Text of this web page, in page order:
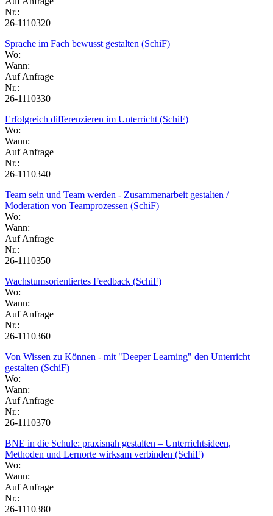
Nr.:
26-1110320
Sprache im Fach bewusst gestalten (SchiF)
Wo:
Wann:
Auf Anfrage
Nr.:
26-1110330
Erfolgreich differenzieren im Unterricht (SchiF)
Wo:
Wann:
Auf Anfrage
Nr.:
26-1110340
Team sein und Team werden - Zusammenarbeit gestalten /
Moderation von Teamprozessen (SchiF)
Wo:
Wann:
Auf Anfrage
Nr.:
26-1110350
Wachstumsorientiertes Feedback (SchiF)
Wo:
Wann:
Auf Anfrage
Nr.:
26-1110360
Von Wissen zu Können - mit "Deeper Learning" den Unterricht
gestalten (SchiF)
Wo:
Wann:
Auf Anfrage
Nr.:
26-1110370
BNE in die Schule: praxisnah gestalten – Unterrichtsideen,
Methoden und Lernorte wirksam verbinden (SchiF)
Wo:
Wann:
Auf Anfrage
Nr.:
26-1110380